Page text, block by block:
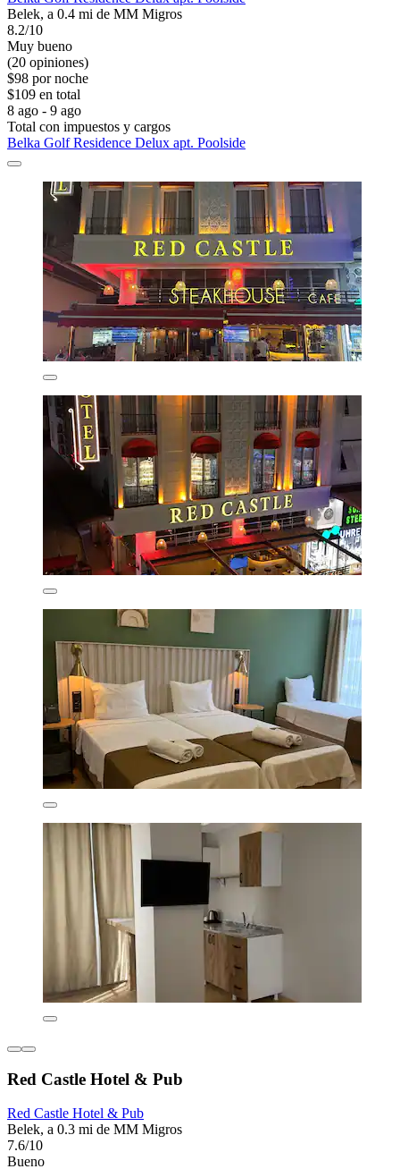
Belek, a 0.4 mi de MM Migros
8.2/10
Muy bueno
(20 opiniones)
$98 por noche
$109 en total
8 ago - 9 ago
Total con impuestos y cargos
Belka Golf Residence Delux apt. Poolside
Red Castle Hotel & Pub
Red Castle Hotel & Pub
Belek, a 0.3 mi de MM Migros
7.6/10
Bueno